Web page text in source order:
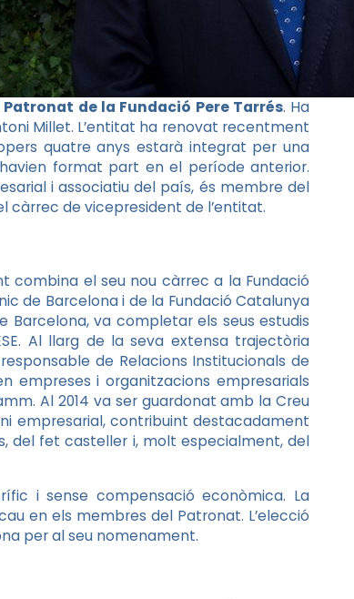
Patronat de la Fundació Pere Tarrés. Ha
Millet. L’entitat ha renovat recentment
quatre anys estarà integrat per una
format part en el període anterior.
i associatiu del país, és membre del
càrrec de vicepresident de l’entitat.
combina el seu nou càrrec a la Fundació
de Barcelona i de la Fundació Catalunya
Barcelona, va completar els seus estudis
Al llarg de la seva extensa trajectòria
de Relacions Institucionals de
empreses i organitzacions empresarials
Al 2014 va ser guardonat amb la Creu
empresarial, contribuint destacadament
del fet casteller i, molt especialment, del
i sense compensació econòmica. La
en els membres del Patronat. L’elecció
per al seu nomenament.